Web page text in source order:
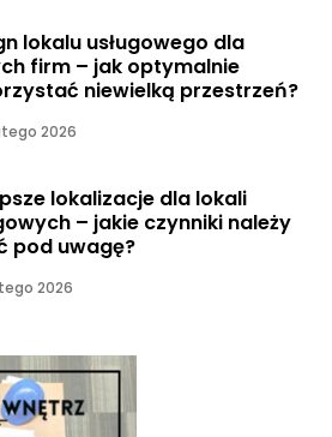
lokalu usługowego dla
firm – jak optymalnie
niewielką przestrzeń?
2026
lokalizacje dla lokali
– jakie czynniki należy
pod uwagę?
2026